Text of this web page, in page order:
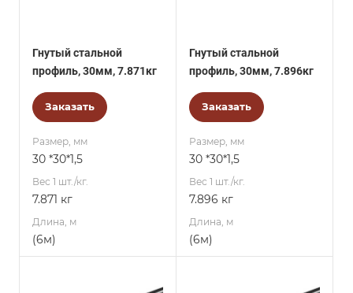
Гнутый стальной
профиль, 30мм, 7.871кг
Заказать
Размер, мм
30 *30*1,5
Вес 1 шт./кг.
7.871 кг
Длина, м
(6м)
Гнутый стальной
профиль, 30мм, 7.896кг
Заказать
Размер, мм
30 *30*1,5
Вес 1 шт./кг.
7.896 кг
Длина, м
(6м)